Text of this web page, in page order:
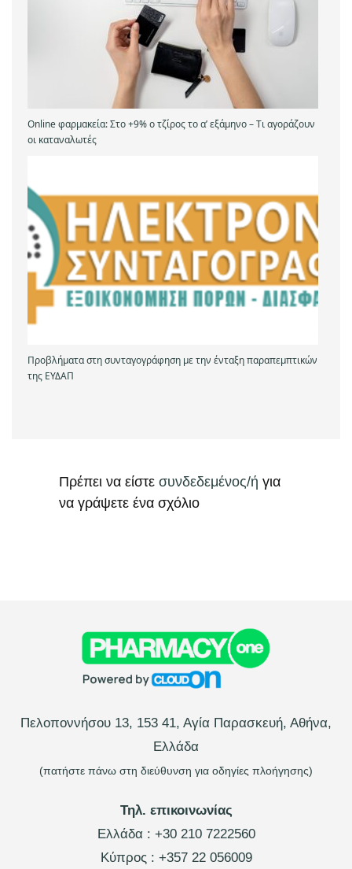
Online φαρμακεία: Στο +9% ο τζίρος το α’ εξάμηνο – Tι αγοράζουν
οι καταναλωτές
Προβλήματα στη συνταγογράφηση με την ένταξη παραπεμπτικών
της ΕΥΔΑΠ
Πρέπει να είστε συνδεδεμένος/ή για
να γράψετε ένα σχόλιο
Πελοποννήσου 13, 153 41, Αγία Παρασκευή, Αθήνα,
Ελλάδα
(πατήστε πάνω στη διεύθυνση για οδηγίες πλοήγησης)
Τηλ. επικοινωνίας
Ελλάδα : +30 210 7222560
Κύπρος : +357 22 056009